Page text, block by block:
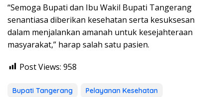
“Semoga Bupati dan Ibu Wakil Bupati Tangerang
senantiasa diberikan kesehatan serta kesuksesan
dalam menjalankan amanah untuk kesejahteraan
masyarakat,” harap salah satu pasien.
Post Views: 958
Bupati Tangerang
Pelayanan Kesehatan